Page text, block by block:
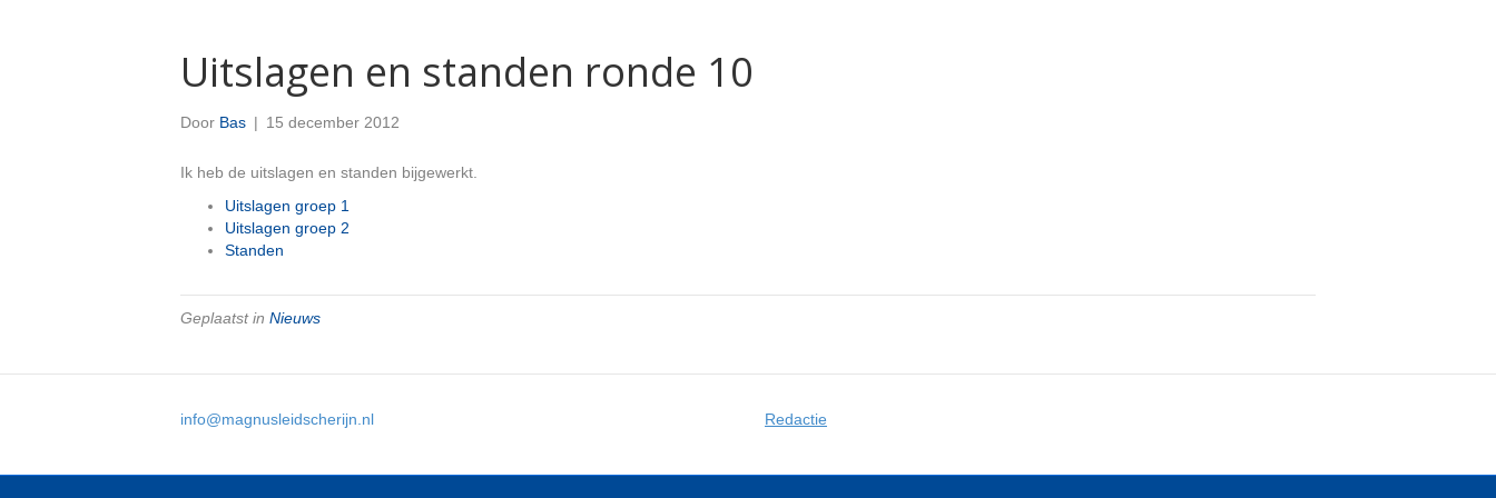
Uitslagen en standen ronde 10
Door Bas | 15 december 2012
Ik heb de uitslagen en standen bijgewerkt.
Uitslagen groep 1
Uitslagen groep 2
Standen
Geplaatst in Nieuws
info@magnusleidscherijn.nl Redactie